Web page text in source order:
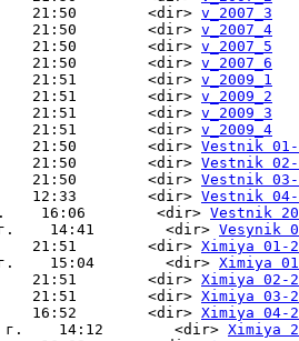
21:50        <dir>
v_2007_3
21:50        <dir>
v_2007_4
21:50        <dir>
v_2007_5
21:50        <dir>
v_2007_6
21:51        <dir>
v_2009_1
21:51        <dir>
v_2009_2
21:51        <dir>
v_2009_3
21:51        <dir>
v_2009_4
21:50        <dir>
Vestnik 01-
21:50        <dir>
Vestnik 02-
21:50        <dir>
Vestnik 03-
12:33        <dir>
Vestnik 04-
16:06        <dir>
Vestnik
14:41        <dir>
Vesynik
21:51        <dir>
Ximiya 01-
15:04        <dir>
Ximiya
21:51        <dir>
Ximiya 02-
21:51        <dir>
Ximiya 03-
16:52        <dir>
Ximiya 04-
14:12        <dir>
Ximiya